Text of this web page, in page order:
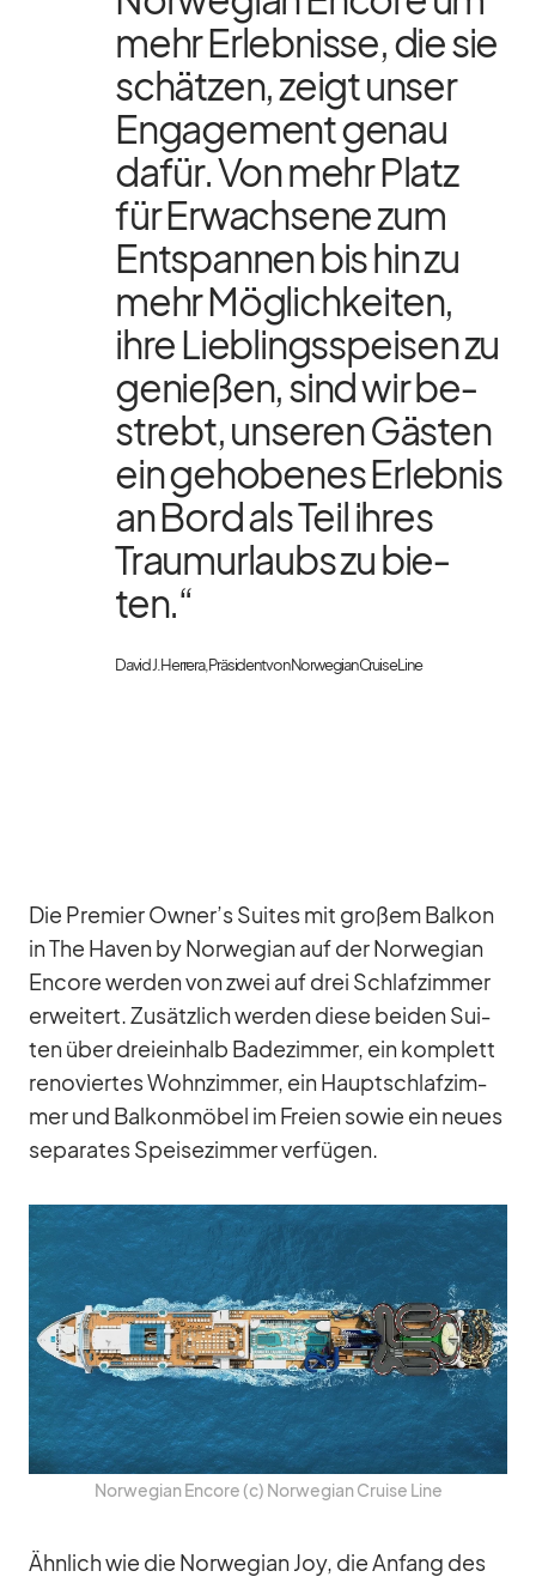
mehr Er­leb­nisse, die sie
schät­zen, zeigt un­ser
En­ga­ge­ment ge­nau
da­für. Von mehr Platz
für Er­wach­sene zum
Ent­span­nen bis hin zu
mehr Mög­lich­kei­ten,
ihre Lieb­lings­spei­sen zu
ge­nie­ßen, sind wir be­
strebt, un­se­ren Gäs­ten
ein ge­ho­be­nes Er­leb­nis
an Bord als Teil ih­res
Traum­ur­laubs zu bie­
ten.“
Da­vid J. Her­rera, Prä­si­dent von Nor­we­gian Cruise Line
Die Pre­mier Owner’s Sui­tes mit gro­ßem Bal­kon
in The Ha­ven by Nor­we­gian auf der Nor­we­gian
En­core wer­den von zwei auf drei Schlaf­zim­mer
er­wei­tert. Zu­sätz­lich wer­den diese bei­den Sui­
ten über drei­ein­halb Ba­de­zim­mer, ein kom­plett
re­no­vier­tes Wohn­zim­mer, ein Haupt­schlaf­zim­
mer und Bal­kon­mö­bel im Freien so­wie ein neues
se­pa­ra­tes Spei­se­zim­mer ver­fü­gen.
Nor­we­gian En­core (c) Nor­we­gian Cruise Line
Ähn­lich wie die Nor­we­gian Joy, die An­fang des